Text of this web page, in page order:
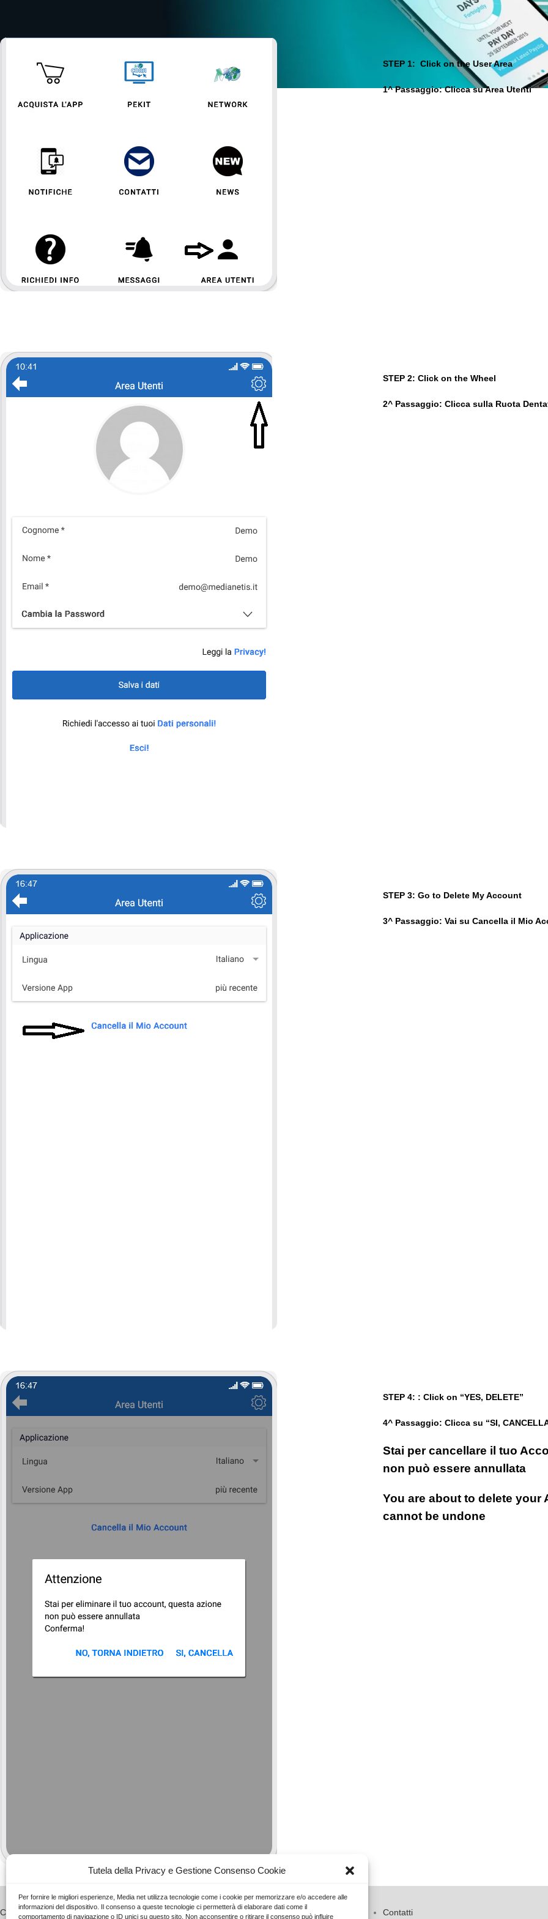
Tutela della Privacy e Gestione Consenso Cookie
Per fornire le migliori esperienze, Media net utilizza tecnologie come i cookie per memorizzare e/o accedere alle
informazioni del dispositivo. Il consenso a queste tecnologie ci permetterà di elaborare dati come il
comportamento di navigazione o ID unici su questo sito. Non acconsentire o ritirare il consenso può influire
STEP 1: Click on the User Area
1^ Passaggio: Clicca su Area Utenti
STEP 2: Click on the Wheel
2^ Passaggio: Clicca sulla Ruota
STEP 3: Go to Delete My Account
3^ Passaggio: Vai su Cancella il Mio
STEP 4: : Click on “YES, DELETE”
4^ Passaggio: Clicca su “SI,
Stai per cancellare il tuo
non può essere annullata
You are about to delete
cannot be undone
Company Condizioni del Servizio Contatti